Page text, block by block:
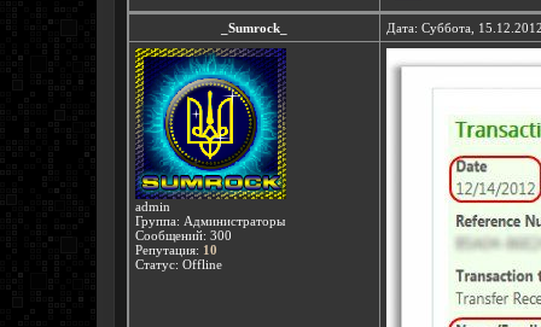
_Sumrock_ Дата: Суббота,
admin
Группа: Администраторы
Сообщений: 300
Репутация: 10
Статус: Offline